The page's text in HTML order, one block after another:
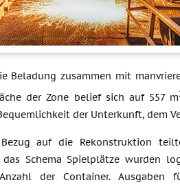
Beladung zusammen mit
der Zone belief sich auf 557 m
der Unterkunft, dem
auf die Rekonstruktion
Schema Spielplätze wurden
der Container. Ausgaben